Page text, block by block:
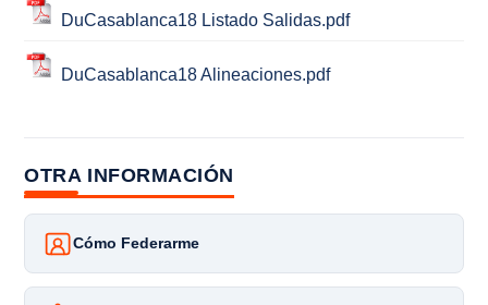
DuCasablanca18 Listado Salidas.pdf
DuCasablanca18 Alineaciones.pdf
OTRA INFORMACIÓN
Cómo Federarme